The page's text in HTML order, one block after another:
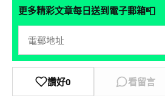
更多精彩文章每日送到電子郵箱📮
讚好0 看留言